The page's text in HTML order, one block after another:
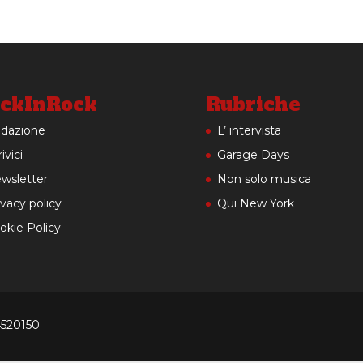
policy
Policy
Rubriche
L’ intervista
Garage Days
Non solo musica
Qui New York